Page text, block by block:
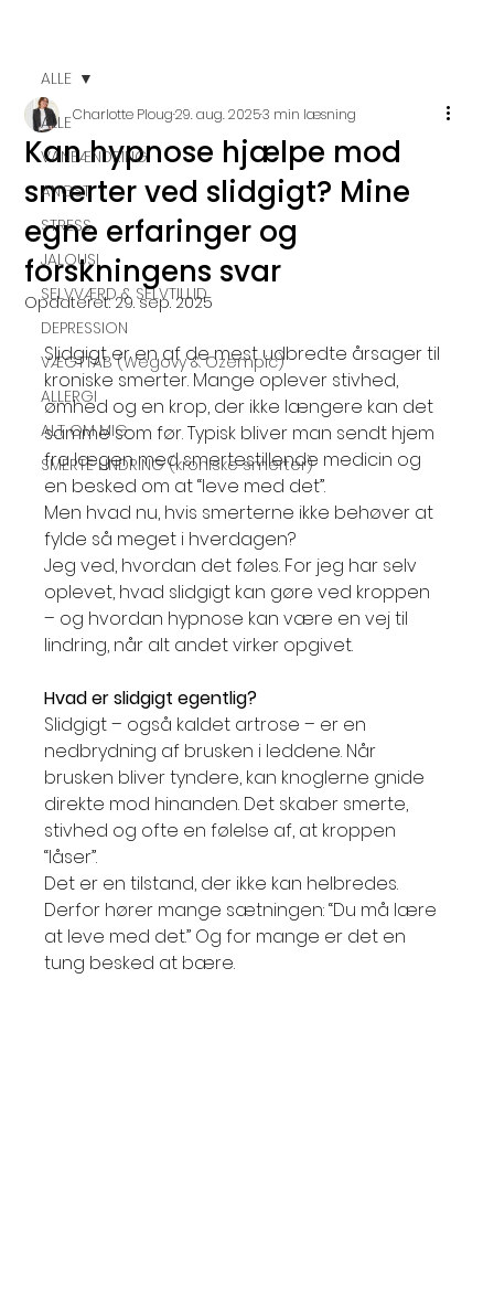
ALLE
VANEÆNDRING
ANGST
STRESS
JALOUSI
SELVVÆRD & SELVTILLID
DEPRESSION
VÆGTTAB (Wegovy & Ozempic)
ALLERGI
ALT OM MIG
SMERTE LINDRING (kroniske smerter)
ALLE
Kan hypnose hjælpe mod
smerter ved slidgigt? Mine
egne erfaringer og
forskningens svar
Charlotte Ploug29. aug. 20253 min læsning
Opdateret:29. sep. 2025
Slidgigt er en af de mest udbredte årsager til
kroniske smerter. Mange oplever stivhed,
ømhed og en krop, der ikke længere kan det
samme som før. Typisk bliver man sendt hjem
fra lægen med smertestillende medicin og
en besked om at “leve med det”.
Men hvad nu, hvis smerterne ikke behøver at
fylde så meget i hverdagen?
Jeg ved, hvordan det føles. For jeg har selv
oplevet, hvad slidgigt kan gøre ved kroppen
– og hvordan hypnose kan være en vej til
lindring, når alt andet virker opgivet.
Hvad er slidgigt egentlig?
Slidgigt – også kaldet artrose – er en
nedbrydning af brusken i leddene. Når
brusken bliver tyndere, kan knoglerne gnide
direkte mod hinanden. Det skaber smerte,
stivhed og ofte en følelse af, at kroppen
“låser”.
Det er en tilstand, der ikke kan helbredes.
Derfor hører mange sætningen: “Du må lære
at leve med det.” Og for mange er det en
tung besked at bære.